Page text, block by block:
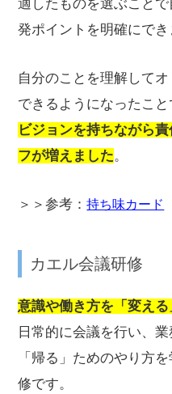
適したものを選ぶこと
発ポイントを明確にでき
自分のことを理解して
できるようになったこ
ビジョンを持ちながら
フが増えました。
＞＞参考：持ち味カード
カエル会議研修
意識や働き方を「変え
日常的に会議を行い、
「帰る」ためのやり方
修です。